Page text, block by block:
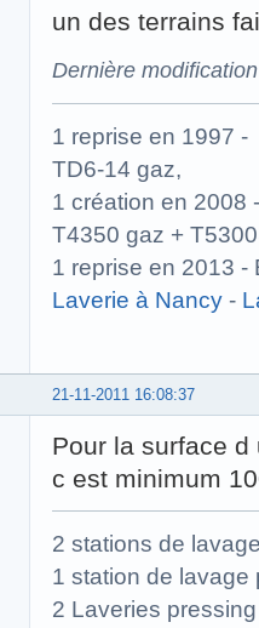
un des terrains
Dernière
1 reprise en 1997
TD6-14 gaz,
1 création en 2008
T4350 gaz +
1 reprise en 2013 -
Laverie à Nancy -
21-11-2011 16:08:37
Pour la surface
c est minimum
2 stations de
1 station de lavage
2 Laveries pressing